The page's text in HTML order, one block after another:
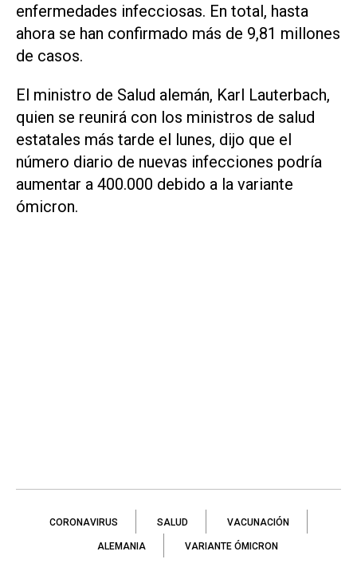
enfermedades infecciosas. En total, hasta
ahora se han confirmado más de 9,81 millones
de casos.
El ministro de Salud alemán, Karl Lauterbach,
quien se reunirá con los ministros de salud
estatales más tarde el lunes, dijo que el
número diario de nuevas infecciones podría
aumentar a 400.000 debido a la variante
ómicron.
CORONAVIRUS SALUD VACUNACIÓN
ALEMANIA VARIANTE ÓMICRON